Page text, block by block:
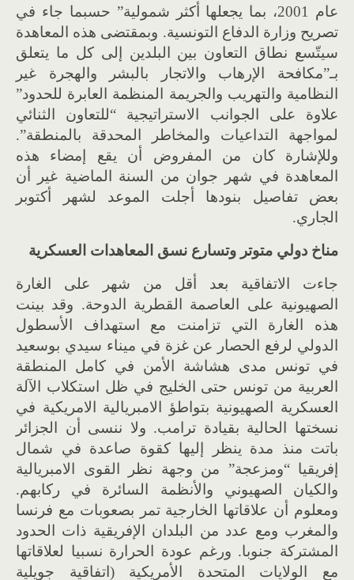
عام 2001، بما يجعلها أكثر شمولية” حسبما جاء في
تصريح وزارة الدفاع التونسية. وبمقتضى هذه المعاهدة
سيتّسع نطاق التعاون بين البلدين إلى كل ما يتعلق
بـ”مكافحة الإرهاب والاتجار بالبشر والهجرة غير
النظامية والتهريب والجريمة المنظمة العابرة للحدود”
علاوة على الجوانب الاستراتيجية “للتعاون الثنائي
لمواجهة التداعيات والمخاطر المحدقة بالمنطقة”.
وللإشارة كان من المفروض أن يقع إمضاء هذه
المعاهدة في شهر جوان من السنة الماضية غير أن
بعض تفاصيل بنودها أجلت الموعد لشهر أكتوبر
الجاري.
مناخ دولي متوتر وتسارع نسق المعاهدات العسكرية
جاءت الاتفاقية بعد أقل من شهر على الغارة
الصهيونية على العاصمة القطرية الدوحة. وقد بينت
هذه الغارة التي تزامنت مع استهداف الأسطول
الدولي لرفع الحصار عن غزة في ميناء سيدي بوسعيد
في تونس مدى هشاشة الأمن في كامل المنطقة
العربية من تونس حتى الخليج في ظل استكلاب الآلة
العسكرية الصهيونية بتواطؤ الامبريالية الامريكية في
نسختها الحالية بقيادة ترامب. ولا ننسى أن الجزائر
باتت منذ مدة ينظر إليها كقوة صاعدة في شمال
إفريقيا “ومزعجة” من وجهة نظر القوى الامبريالية
والكيان الصهيوني والأنظمة السائرة في ركابهم.
ومعلوم أن علاقاتها الخارجية تمر بصعوبات مع فرنسا
والمغرب ومع عدد من البلدان الإفريقية ذات الحدود
المشتركة جنوبا. ورغم عودة الحرارة نسبيا لعلاقاتها
مع الولايات المتحدة الأمريكية (اتفاقية جويلية